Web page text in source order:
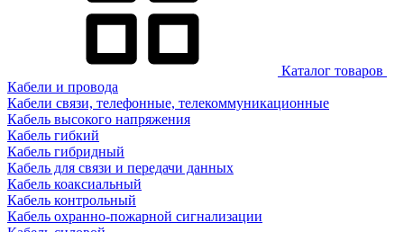
Каталог товаров
Кабели и провода
Кабели связи, телефонные, телекоммуникационные
Кабель высокого напряжения
Кабель гибкий
Кабель гибридный
Кабель для связи и передачи данных
Кабель коаксиальный
Кабель контрольный
Кабель охранно-пожарной сигнализации